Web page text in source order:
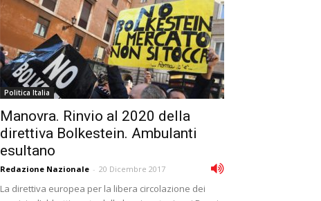
Politica Italia
Manovra. Rinvio al 2020 della
direttiva Bolkestein. Ambulanti
esultano
Redazione Nazionale - 20 Dicembre 2017
La direttiva europea per la libera circolazione dei